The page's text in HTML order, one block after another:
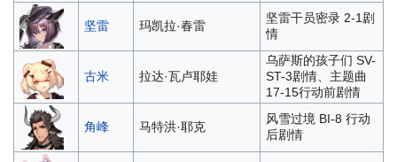
坚雷 玛凯拉·春雷
坚雷干员密录 2-1剧
情
古米 拉达·瓦卢耶娃
乌萨斯的孩子们 SV-
ST-3剧情、主题曲
17-15行动前剧情
角峰 马特洪·耶克
风雪过境 BI-8 行动
后剧情